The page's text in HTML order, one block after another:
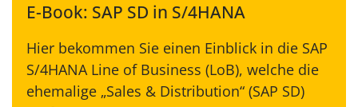
E-Book: SAP SD in S/4HANA
Hier bekommen Sie einen Einblick in die SAP
S/4HANA Line of Business (LoB), welche die
ehemalige „Sales & Distribution“ (SAP SD)